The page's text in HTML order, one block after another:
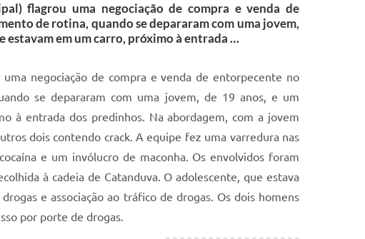
flagrou uma negociação de compra e venda de
de rotina, quando se depararam com uma jovem,
estavam em um carro, próximo à entrada …
negociação de compra e venda de entorpecente no
se depararam com uma jovem, de 19 anos, e um
à entrada dos predinhos. Na abordagem, com a jovem
dois contendo crack. A equipe fez uma varredura nas
e um invólucro de maconha. Os envolvidos foram
à cadeia de Catanduva. O adolescente, que estava
e associação ao tráfico de drogas. Os dois homens
por porte de drogas.